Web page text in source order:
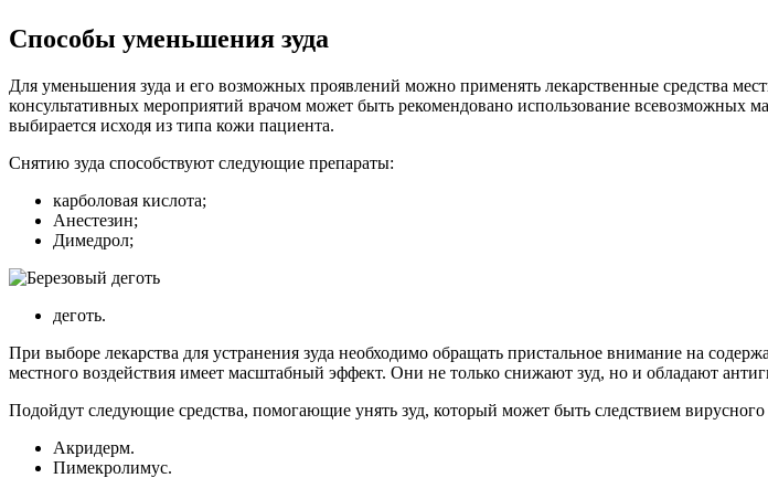
Способы уменьшения зуда
Для уменьшения зуда и его возможных проявлений можно применять лекарственные средства
консультативных мероприятий врачом может быть рекомендовано использование всевозможных
выбирается исходя из типа кожи пациента.
Снятию зуда способствуют следующие препараты:
карболовая кислота;
Анестезин;
Димедрол;
деготь.
При выборе лекарства для устранения зуда необходимо обращать пристальное внимание на
местного воздействия имеет масштабный эффект. Они не только снижают зуд, но и обладают
Подойдут следующие средства, помогающие унять зуд, который может быть следствием
Акридерм.
Пимекролимус.